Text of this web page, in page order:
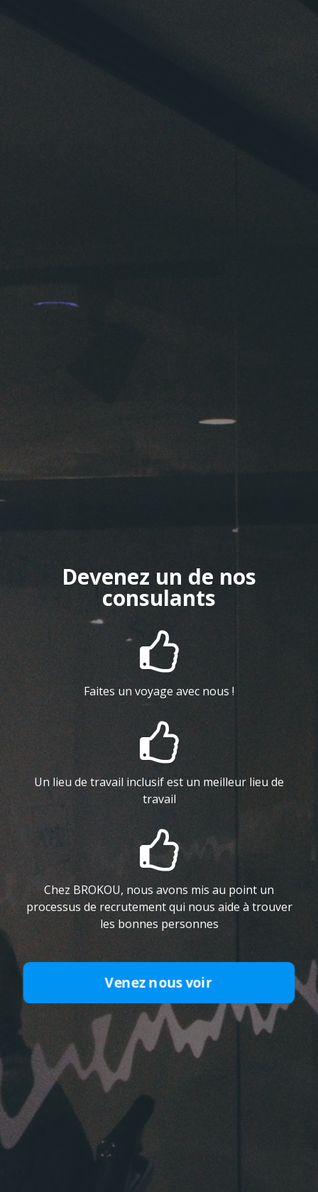
Devenez un de nos
consulants

Faites un voyage avec nous !

Un lieu de travail inclusif est un meilleur lieu de
travail

Chez BROKOU, nous avons mis au point un
processus de recrutement qui nous aide à trouver
les bonnes personnes
Venez nous voir